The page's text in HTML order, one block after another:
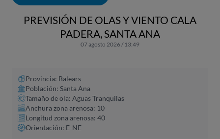
PREVISIÓN DE OLAS Y VIENTO CALA
PADERA, SANTA ANA
07 agosto 2026 / 13:49
Provincia: Balears
Población: Santa Ana
Tamaño de ola: Aguas Tranquilas
Anchura zona arenosa: 10
Longitud zona arenosa: 40
Orientación: E-NE